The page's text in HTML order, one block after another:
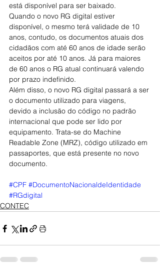
está disponível para ser baixado.
Quando o novo RG digital estiver
disponível, o mesmo terá validade de 10
anos, contudo, os documentos atuais dos
cidadãos com até 60 anos de idade serão
aceitos por até 10 anos. Já para maiores
de 60 anos o RG atual continuará valendo
por prazo indefinido.
Além disso, o novo RG digital passará a ser
o documento utilizado para viagens,
devido a inclusão do código no padrão
internacional que pode ser lido por
equipamento. Trata-se do Machine
Readable Zone (MRZ), código utilizado em
passaportes, que está presente no novo
documento.
#CPF #DocumentoNacionaldeIdentidade
#RGdigital
CONTEC